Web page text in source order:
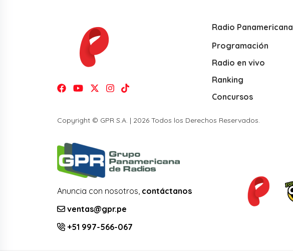
Radio Panamericana
Programación
Radio en vivo
Ranking
Concursos
Copyright © GPR S.A. | 2026 Todos los Derechos Reservados.
Anuncia con nosotros, contáctanos
ventas@gpr.pe
+51 997-566-067